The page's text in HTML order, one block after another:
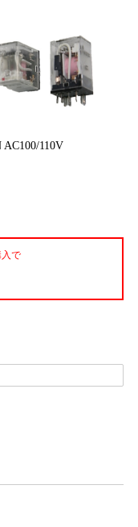
AC100/110V
入で